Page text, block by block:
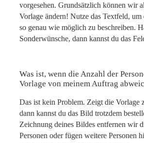
vorgesehen. Grundsätzlich können wir
Vorlage ändern! Nutze das Textfeld, um
so genau wie möglich zu beschreiben.
Sonderwünsche, dann kannst du das
Was ist, wenn die Anzahl der
Vorlage von meinem Auftrag
Das ist kein Problem. Zeigt die Vorlage
dann kannst du das Bild trotzdem
Zeichnung deines Bildes entfernen wir
Personen oder fügen weitere Personen